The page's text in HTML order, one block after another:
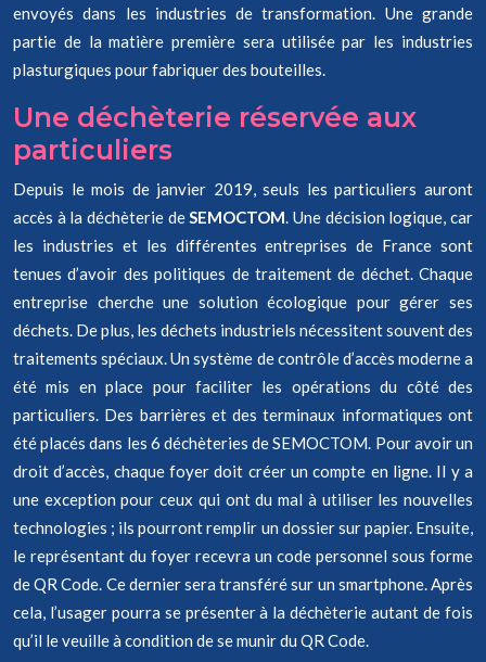
envoyés dans les industries de transformation. Une grande
partie de la matière première sera utilisée par les industries
plasturgiques pour fabriquer des bouteilles.
Une déchèterie réservée aux
particuliers
Depuis le mois de janvier 2019, seuls les particuliers auront
accès à la déchèterie deSEMOCTOM. Une décision logique, car
les industries et les différentes entreprises de France sont
tenues d’avoir des politiques de traitement de déchet. Chaque
entreprise cherche une solution écologique pour gérer ses
déchets. De plus, les déchets industriels nécessitent souvent des
traitements spéciaux. Un système de contrôle d’accès moderne a
été mis en place pour faciliter les opérations du côté des
particuliers. Des barrières et des terminaux informatiques ont
été placés dans les 6 déchèteries de SEMOCTOM. Pour avoir un
droit d’accès, chaque foyer doit créer un compte en ligne. Il y a
une exception pour ceux qui ont du mal à utiliser les nouvelles
technologies ; ils pourront remplir un dossier sur papier. Ensuite,
le représentant du foyer recevra un code personnel sous forme
de QR Code. Ce dernier sera transféré sur un smartphone. Après
cela, l’usager pourra se présenter à la déchèterie autant de fois
qu’il le veuille à condition de se munir du QR Code.